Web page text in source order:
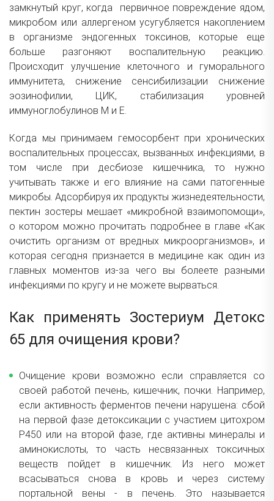
замкнутый круг, когда первичное повреждение ядом,
микробом или аллергеном усугубляется накоплением
в организме эндогенных токсинов, которые еще
больше разгоняют воспалительную реакцию.
Происходит улучшение клеточного и гуморального
иммунитета, снижение сенсибилизации снижение
эозинофилии, ЦИК, стабилизация уровней
иммуноглобулинов М и Е.
Когда мы принимаем гемосорбент при хронических
воспалительных процессах, вызванных инфекциями, в
том числе при десбиозе кишечника, то нужно
учитывать также и его влияние на сами патогенные
микробы. Адсорбируя их продукты жизнедеятельности,
пектин зостеры мешает «микробной взаимопомощи»,
о котором можно прочитать подробнее в главе «Как
очистить организм от вредных микроорганизмов», и
которая сегодня признается в медицине как один из
главных моментов из-за чего вы болеете разными
инфекциями по кругу и не можете вырваться.
Как применять Зостериум Детокс
65 для очищения крови?
Очищение крови возможно если справляется со
своей работой печень, кишечник, почки. Например,
если активность ферментов печени нарушена: сбой
на первой фазе детоксикации с участием цитохром
Р450 или на второй фазе, где активны минералы и
аминокислоты, то часть несвязанных токсичных
веществ пойдет в кишечник. Из него может
всасываться снова в кровь и через систему
портальной вены - в печень. Это называется